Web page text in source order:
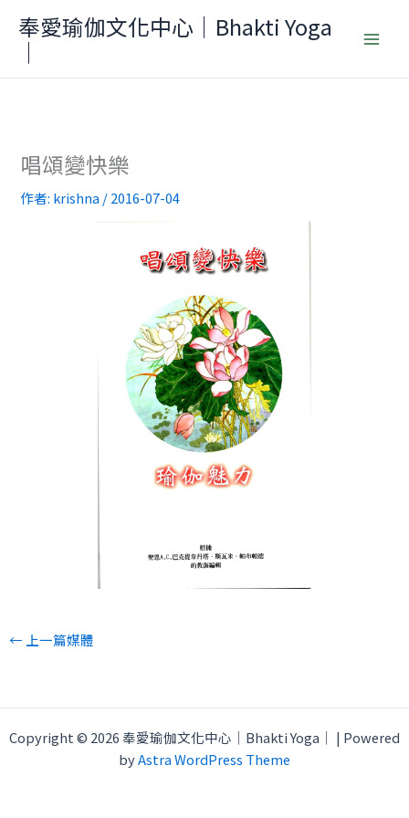
要
奉愛瑜伽文化中心｜Bhakti Yoga
｜
唱頌變快樂
作者: krishna /2016-07-04
← 上一篇媒體
Copyright © 2026 奉愛瑜伽文化中心｜Bhakti Yoga｜ | Powered
byAstra WordPress Theme